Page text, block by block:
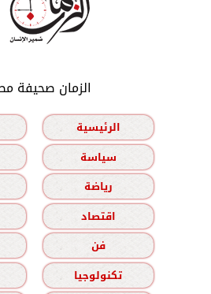
الزمان صحيفة
الرئيسية
سياسة
رياضة
اقتصاد
فن
تكنولوجيا